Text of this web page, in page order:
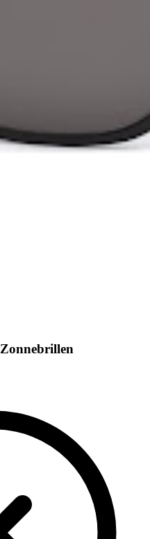
Zonnebrillen